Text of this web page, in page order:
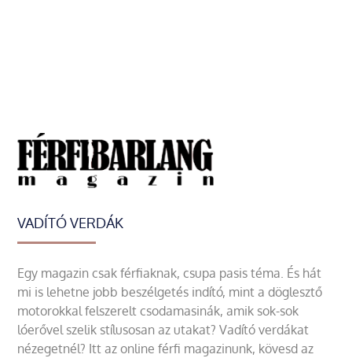
VADÍTÓ VERDÁK
Egy magazin csak férfiaknak, csupa pasis téma. És hát
mi is lehetne jobb beszélgetés indító, mint a döglesztő
motorokkal felszerelt csodamasinák, amik sok-sok
lóerővel szelik stílusosan az utakat? Vadító verdákat
nézegetnél? Itt az online férfi magazinunk, kövesd az